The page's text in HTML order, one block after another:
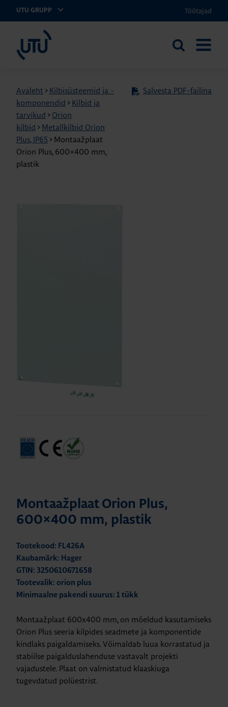
UTU GRUPP Töötajad
Otsi
Avaleht > Kilbisüsteemid ja -
komponendid > Kilbid ja
tarvikud > Orion
kilbid > Metallkilbid Orion
Plus, IP65 > Montaažplaat
Orion Plus, 600×400 mm,
plastik
Salvesta PDF-failina
Montaažplaat Orion Plus,
600×400 mm, plastik
Tootekood: FL426A
Kaubamärk: Hager
GTIN: 3250610671658
Tootevalik: orion plus
Minimaalne pakendi suurus: 1 tükk
Montaažplaat 600x400 mm, on mõeldud kasutamiseks
Orion Plus seeria kilpides seadmete ja komponentide
kindlaks paigaldamiseks. Võimaldab luua korrastatud ja
stabiilse paigalduslahenduse vastavalt projekti
vajadustele. Plaat on valmistatud klaaskiuga
tugevdatud polüestrist.